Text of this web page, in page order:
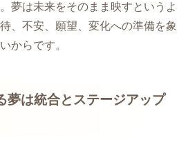
夢は未来をそのまま映すというよ
、不安、願望、変化への準備を象
からです。
夢は統合とステージアップ